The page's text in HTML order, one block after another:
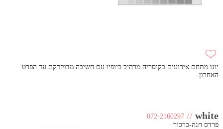
יונו מתחם אירועים בקיסריה מרהיב ביופיו עם חשיבה מדוקדקת עד הפרט
האחרון.
white
//
072-2160297
פרדס חנה-כרכור